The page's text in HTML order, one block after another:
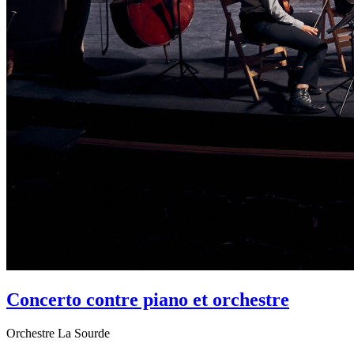
Concerto contre piano et orchestre
Orchestre La Sourde